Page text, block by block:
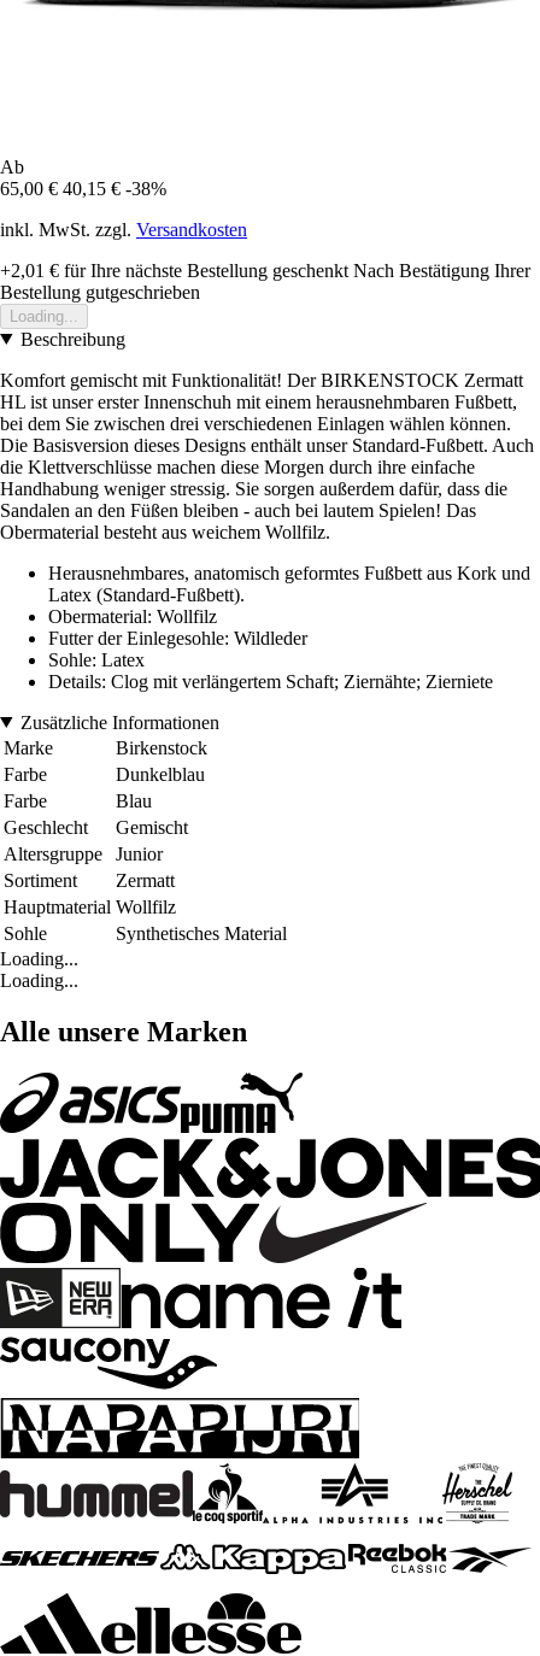
Ab
65,00 € 40,15 € -38%
inkl. MwSt. zzgl. Versandkosten
+2,01 € für Ihre nächste Bestellung geschenkt Nach Bestätigung Ihrer
Bestellung gutgeschrieben
Loading...
Beschreibung
Komfort gemischt mit Funktionalität! Der BIRKENSTOCK Zermatt
HL ist unser erster Innenschuh mit einem herausnehmbaren Fußbett,
bei dem Sie zwischen drei verschiedenen Einlagen wählen können.
Die Basisversion dieses Designs enthält unser Standard-Fußbett. Auch
die Klettverschlüsse machen diese Morgen durch ihre einfache
Handhabung weniger stressig. Sie sorgen außerdem dafür, dass die
Sandalen an den Füßen bleiben - auch bei lautem Spielen! Das
Obermaterial besteht aus weichem Wollfilz.
Herausnehmbares, anatomisch geformtes Fußbett aus Kork und
Latex (Standard-Fußbett).
Obermaterial: Wollfilz
Futter der Einlegesohle: Wildleder
Sohle: Latex
Details: Clog mit verlängertem Schaft; Ziernähte; Zierniete
Zusätzliche Informationen
Marke
Birkenstock
Farbe
Dunkelblau
Farbe
Blau
Geschlecht
Gemischt
Altersgruppe
Junior
Sortiment
Zermatt
Hauptmaterial Wollfilz
Sohle
Synthetisches Material
Loading...
Loading...
Alle unsere Marken